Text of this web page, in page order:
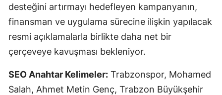
desteğini artırmayı hedefleyen kampanyanın,
finansman ve uygulama sürecine ilişkin yapılacak
resmi açıklamalarla birlikte daha net bir
çerçeveye kavuşması bekleniyor.
SEO Anahtar Kelimeler: Trabzonspor, Mohamed
Salah, Ahmet Metin Genç, Trabzon Büyükşehir